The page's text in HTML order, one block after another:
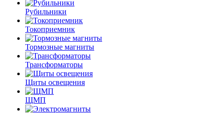
Рубильники
Токоприемник
Тормозные магниты
Трансформаторы
Щиты освещения
ЩМП